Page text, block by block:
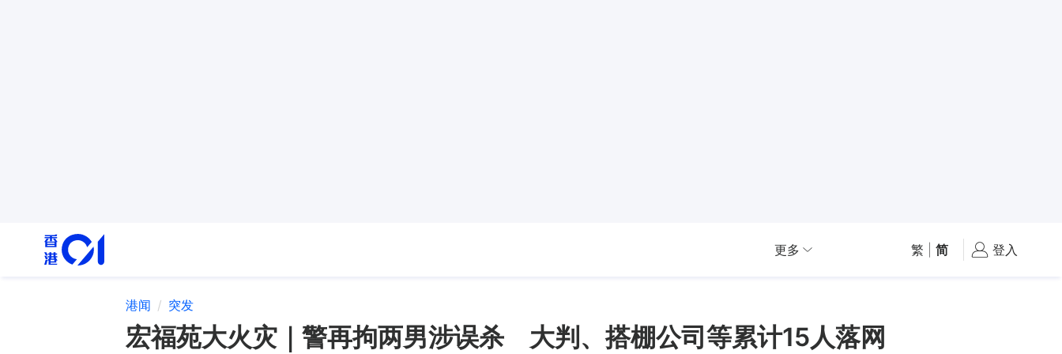
更多 繁 简 登入
港闻 突发
宏福苑大火灾｜警再拘两男涉误杀 大判、搭棚公司等累计15人落网